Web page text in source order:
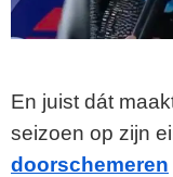
En juist dát
seizoen op zijn
doorschemeren